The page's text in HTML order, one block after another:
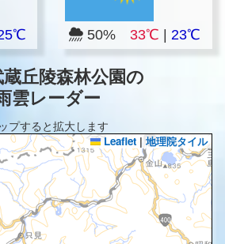
50% 33℃ |23℃
蔵丘陵森林公園の
雲レーダー
プすると拡大します
Leaflet | 地理院タイル